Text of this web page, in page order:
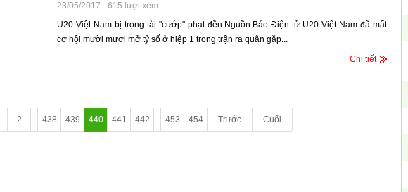
23/05/2017 - 615 lượt xem
U20 Việt Nam bị trọng tài "cướp" phạt đền Nguồn:Báo Điện tử U20 Việt Nam đã mất
cơ hội mười mươi mở tỷ số ở hiệp 1 trong trận ra quân gặp...
Chi tiết
2 ... 438 439 440 441 442 ... 453 454 Trước Cuối